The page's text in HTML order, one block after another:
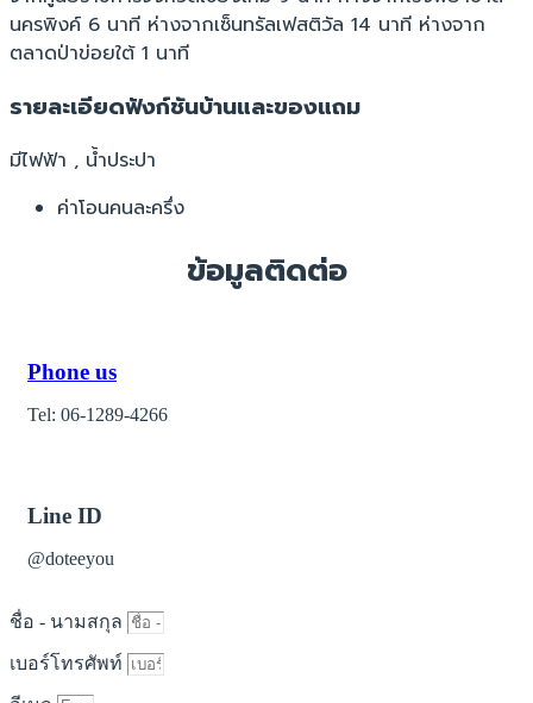
นครพิงค์ 6 นาที ห่างจากเซ็นทรัลเฟสติวัล 14 นาที ห่างจาก
ตลาดป่าข่อยใต้ 1 นาที
รายละเอียดฟังก์ชันบ้านและของแถม
มีไฟฟ้า , น้ำประปา
ค่าโอนคนละครึ่ง
ข้อมูลติดต่อ
Phone us
Tel: 06-1289-4266
Line ID
@doteeyou
ชื่อ - นามสกุล
เบอร์โทรศัพท์